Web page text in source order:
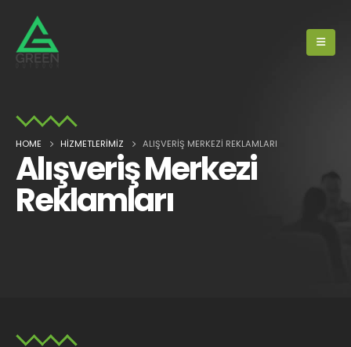
HOME HIZMETLERIMIZ ALIŞVERIŞ MERKEZI REKLAMLARI
Alışveriş Merkezi
Reklamları